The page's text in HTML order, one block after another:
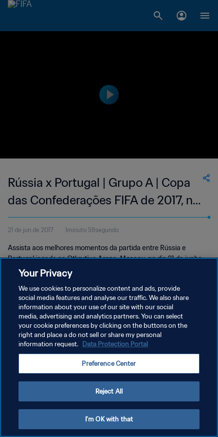
Rússia x Portugal | Grupo A | Copa
das Confederações FIFA de 2017, na
Rússia | Melhores momentos
21 de jun de 2017 1minuto 59segundo
Assista aos melhores momentos da partida entre Rússia e
Portugal jogada na Otkrytiye Arena, Moscou, no dia 21 de junho
de 2017, quarta-feira.
POLÍTICA DE PRIVACIDADE
TERMOS DE SERVIÇO
ADMINISTRAR AS PREFERÊNCIAS DE COOKIES
Your Privacy
We use cookies to personalize content and ads, provide
social media features and analyse our traffic. We also share
information about your use of our site with our social
media, advertising and analytics partners. You can select
your cookie preferences by clicking on the buttons on the
right and place a do not sell or share my personal
information request. Data Protection Portal
Preference Center
Reject All
I'm OK with that